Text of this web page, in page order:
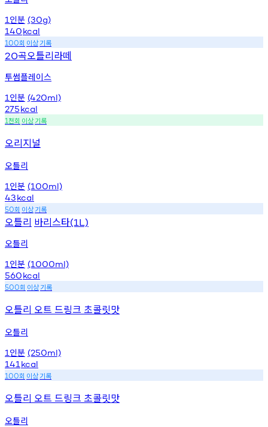
1 인분 (30g)
140kcal
100회 이상기록
20곡오틀리라떼
투썸플레이스
1 인분 (420ml)
275kcal
1천회 이상기록
오리지널
오틀리
1 인분 (100ml)
43kcal
50회 이상기록
오틀리 바리스타(1L)
오틀리
1 인분 (1000ml)
560kcal
500회 이상기록
오틀리 오트 드링크 초콜릿맛
오틀리
1 인분 (250ml)
141 kcal
100회 이상기록
오틀리 오트 드링크 초콜릿맛
오틀리